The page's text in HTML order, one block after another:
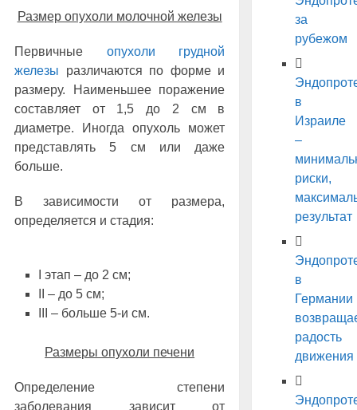
Размер опухоли молочной железы
Первичные опухоли грудной
железы различаются по форме и
размеру. Наименьшее поражение
составляет от 1,5 до 2 см в
диаметре. Иногда опухоль может
представлять 5 см или даже
больше.
В зависимости от размера,
определяется и стадия:
I этап ‒ до 2 см;
II ‒ до 5 см;
III ‒ больше 5-и см.
Размеры опухоли печени
Определение степени
заболевания зависит от
за
рубежом
в
Израиле
–
риски,
результат
в
Германии
радость
движения